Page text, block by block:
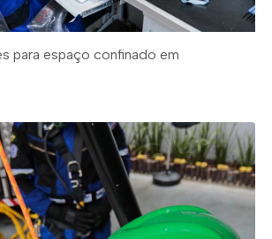
para espaço confinado em